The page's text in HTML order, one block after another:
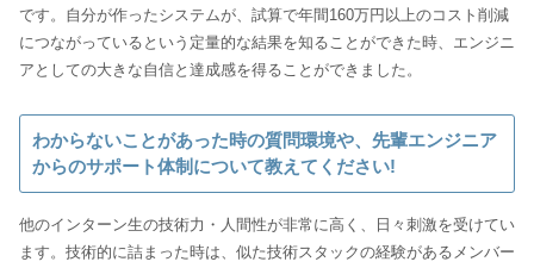
です。自分が作ったシステムが、試算で年間160万円以上のコスト削減
につながっているという定量的な結果を知ることができた時、エンジニ
アとしての大きな自信と達成感を得ることができました。
わからないことがあった時の質問環境や、先輩エンジニア
からのサポート体制について教えてください!
他のインターン生の技術力・人間性が非常に高く、日々刺激を受けてい
ます。技術的に詰まった時は、似た技術スタックの経験があるメンバー